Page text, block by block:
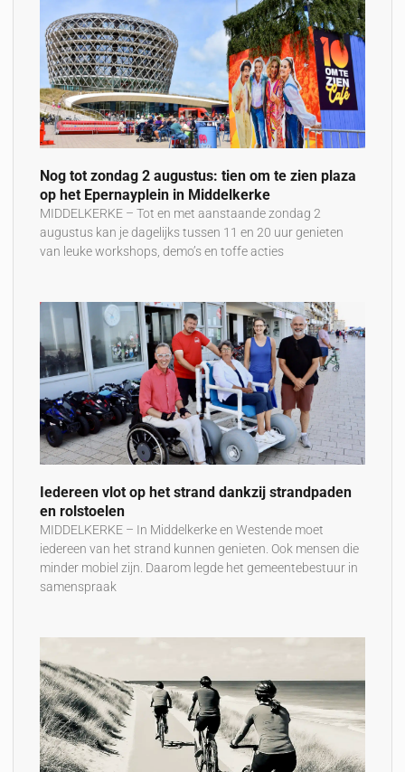
Nog tot zondag 2 augustus: tien om te zien plaza
op het Epernayplein in Middelkerke
MIDDELKERKE – Tot en met aanstaande zondag 2
augustus kan je dagelijks tussen 11 en 20 uur genieten
van leuke workshops, demo’s en toffe acties
Iedereen vlot op het strand dankzij strandpaden
en rolstoelen
MIDDELKERKE – In Middelkerke en Westende moet
iedereen van het strand kunnen genieten. Ook mensen die
minder mobiel zijn. Daarom legde het gemeentebestuur in
samenspraak